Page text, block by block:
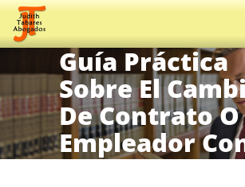
Guía Práctica
Sobre El
De Contrato O
Empleador
Arraigo